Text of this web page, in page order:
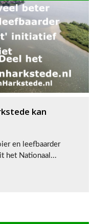
kan
en leefbaarder
het Nationaal...